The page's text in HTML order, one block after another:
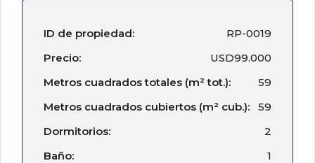
ID de propiedad:
RP-0019
Precio:
USD99.000
Metros cuadrados totales (m² tot.):
59
Metros cuadrados cubiertos (m² cub.):
59
Dormitorios:
2
Baño:
1